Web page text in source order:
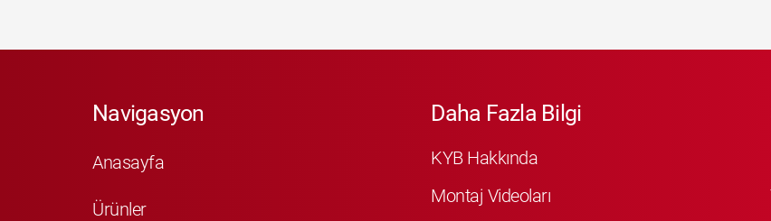
Navigasyon
Anasayfa
Ürünler
Daha Fazla Bilgi
KYB Hakkında
Montaj Videoları